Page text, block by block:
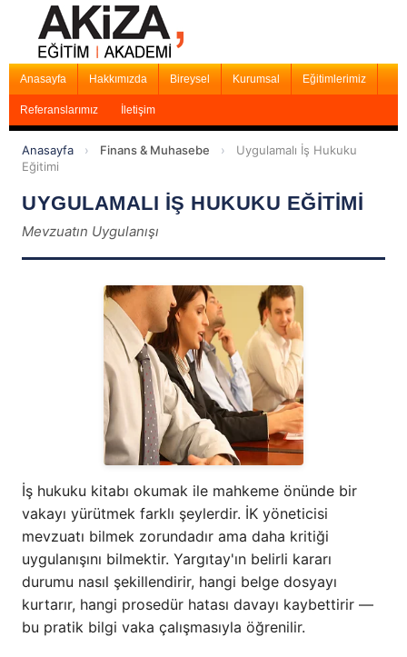
Anasayfa Hakkımızda Bireysel Kurumsal Eğitimlerimiz
Referanslarımız İletişim
Anasayfa › Finans & Muhasebe ›
Uygulamalı İş Hukuku
Eğitimi
UYGULAMALI İŞ HUKUKU EĞİTİMİ
Mevzuatın Uygulanışı
İş hukuku kitabı okumak ile mahkeme önünde bir
vakayı yürütmek farklı şeylerdir. İK yöneticisi
mevzuatı bilmek zorundadır ama daha kritiği
uygulanışını bilmektir. Yargıtay'ın belirli kararı
durumu nasıl şekillendirir, hangi belge dosyayı
kurtarır, hangi prosedür hatası davayı kaybettirir —
bu pratik bilgi vaka çalışmasıyla öğrenilir.